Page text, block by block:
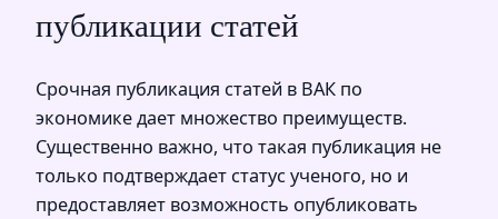
публикации статей
Срочная публикация статей в ВАК по
экономике дает множество преимуществ.
Существенно важно, что такая публикация не
только подтверждает статус ученого, но и
предоставляет возможность опубликовать